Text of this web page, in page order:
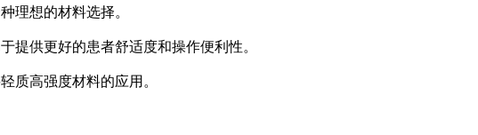
理想的材料选择。
提供更好的患者舒适度和操作便利性。
质高强度材料的应用。